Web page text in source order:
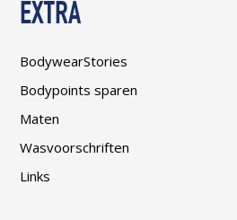
EXTRA
BodywearStories
Bodypoints sparen
Maten
Wasvoorschriften
Links